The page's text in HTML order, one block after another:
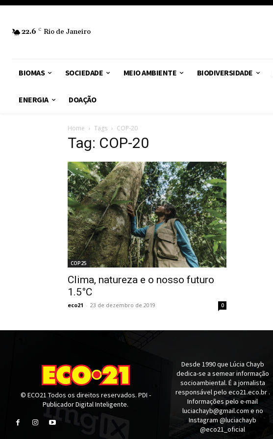
22.6 C Rio de Janeiro
BIOMAS SOCIEDADE MEIO AMBIENTE BIODIVERSIDADE
ENERGIA DOAÇÃO
Home Tags COP-20
Tag: COP-20
COP25
Clima, natureza e o nosso futuro
1.5°C
eco21 - 23 de dezembro de 2019 0
© ECO21 Todos os direitos reservados. PDI -
Publicador Digital Inteligente.
Desde 1990 que Lúcia Chayb
dedica-se a semear informação
socioambiental. É a jornalista
responsável pelo eco21.eco.br .
Informações pelo e-mail
luciachayb@gmail.com e no
Instagram @luciachayb
@eco21_oficial